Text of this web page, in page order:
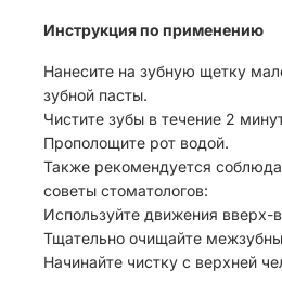
Инструкция по применению
Нанесите на зубную щетку
зубной пасты.
Чистите зубы в течение 2
Прополощите рот водой.
Также рекомендуется
советы стоматологов:
Используйте движения вверх-
Тщательно очищайте
Начинайте чистку с верхней